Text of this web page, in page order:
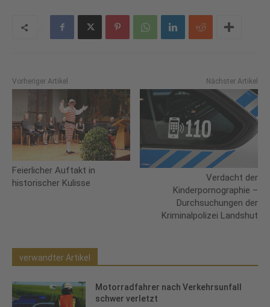
Vorheriger Artikel
Feierlicher Auftakt in
historischer Kulisse
Nächster Artikel
Verdacht der
Kinderpornographie –
Durchsuchungen der
Kriminalpolizei Landshut
verwandter Artikel
Motorradfahrer nach Verkehrsunfall
schwer verletzt